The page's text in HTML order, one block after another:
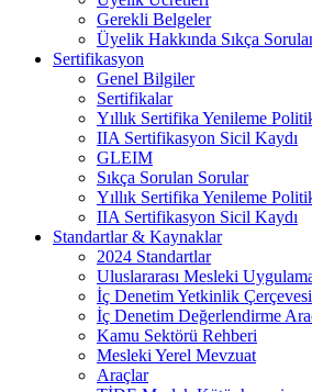
Gerekli Belgeler
Üyelik Hakkında Sıkça
Sertifikasyon
Genel Bilgiler
Sertifikalar
Yıllık Sertifika Yenileme
IIA Sertifikasyon Sicil Kaydı
GLEIM
Sıkça Sorulan Sorular
Yıllık Sertifika Yenileme
IIA Sertifikasyon Sicil Kaydı
Standartlar & Kaynaklar
2024 Standartlar
Uluslararası Mesleki
İç Denetim Yetkinlik Çerçevesi
İç Denetim Değerlendirme
Kamu Sektörü Rehberi
Mesleki Yerel Mevzuat
Araçlar